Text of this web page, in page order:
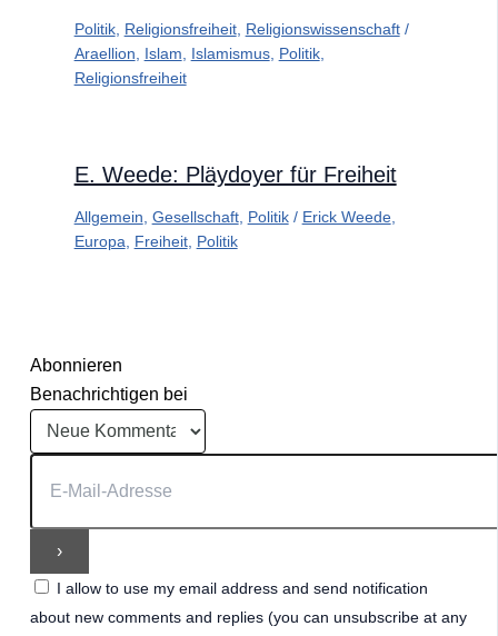
Politik, Religionsfreiheit, Religionswissenschaft/
Araellion
Islam Islamismus, Politik,
Religionsfreiheit
E. Weede: Pläydoyer für Freiheit
Allgemein Gesellschaft, Politik/ Erick Weede,
Europa
Freiheit, Politik
Abonnieren
Benachrichtigen bei
I allow to use my email address and send notification
about new comments and replies (you can unsubscribe at any